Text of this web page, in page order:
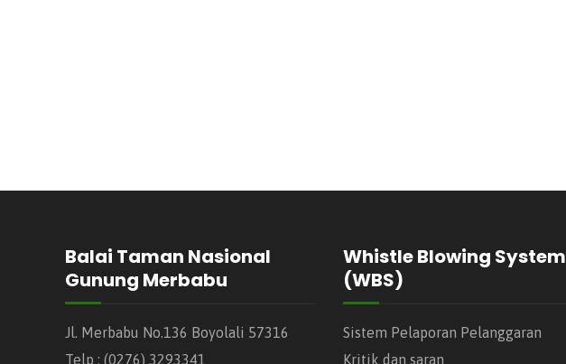
Balai Taman Nasional
Gunung Merbabu
Jl. Merbabu No.136 Boyolali 57316
Telp : (0276) 3293341
Whistle Blowing System
(WBS)
Sistem Pelaporan Pelanggaran
Kritik dan saran